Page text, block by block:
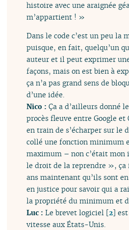
histoire avec une araignée
m’appartient ! »
Dans le code c’est un peu la
puisque, en fait, quelqu’un
auteur et il peut exprimer
façons, mais on est bien à
ça n’a pas grand sens de
d’une idée.
Nico :Ça a d’ailleurs donné
procès fleuve entre Google
en train de s’écharper sur le
collé une fonction minimum
maximum – non c’était mon
le droit de la reprendre »,
ans maintenant qu’ils sont
en justice pour savoir qui a
la propriété du minimum et
Luc :Le brevet logiciel [2]
vitesse aux États-Unis.